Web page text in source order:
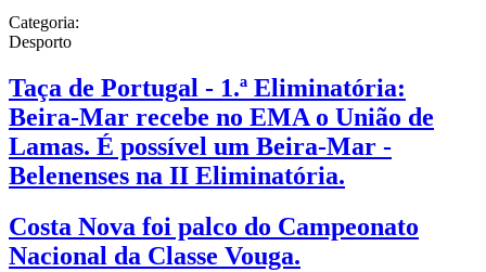
Categoria:
Desporto
Taça de Portugal - 1.ª Eliminatória:
Beira-Mar recebe no EMA o União de
Lamas. É possível um Beira-Mar -
Belenenses na II Eliminatória.
Costa Nova foi palco do Campeonato
Nacional da Classe Vouga.